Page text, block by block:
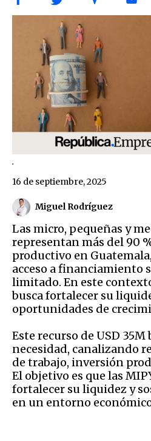
.
Miguel Rodríguez
16 de septiembre, 2025
Las micro, pequeñas y
representan más del 90
productivo en
acceso a financiamiento
limitado. En este
busca fortalecer su
oportunidades de
Este recurso de USD 35M
necesidad, canalizando
de trabajo, inversión
El objetivo es que las
fortalecer su liquidez y
en un entorno